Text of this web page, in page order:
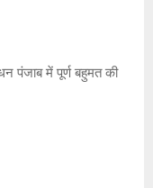
पंजाब में पूर्ण बहुमत की